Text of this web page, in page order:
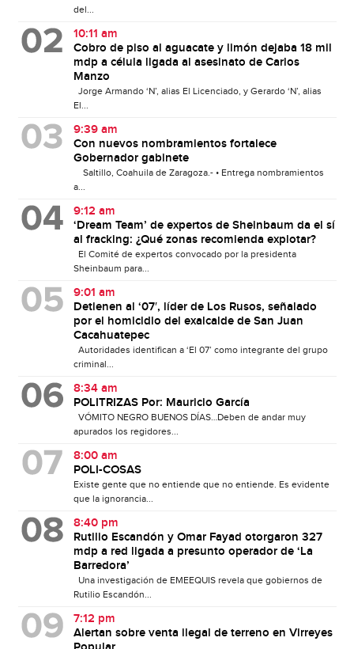
del...
10:11 am
Cobro de piso al aguacate y limón dejaba 18 mil
mdp a célula ligada al asesinato de Carlos
Manzo
Jorge Armando ‘N’, alias El Licenciado, y Gerardo ‘N’, alias
El...
9:39 am
Con nuevos nombramientos fortalece
Gobernador gabinete
Saltillo, Coahuila de Zaragoza.- • Entrega nombramientos
a...
9:12 am
‘Dream Team’ de expertos de Sheinbaum da el sí
al fracking: ¿Qué zonas recomienda explotar?
El Comité de expertos convocado por la presidenta
Sheinbaum para...
9:01 am
Detienen al ‘07′, líder de Los Rusos, señalado
por el homicidio del exalcalde de San Juan
Cacahuatepec
Autoridades identifican a ‘El 07’ como integrante del grupo
criminal...
8:34 am
POLITRIZAS Por: Mauricio García
VÓMITO NEGRO BUENOS DÍAS…Deben de andar muy
apurados los regidores...
8:00 am
POLI-COSAS
Existe gente que no entiende que no entiende. Es evidente
que la ignorancia...
8:40 pm
Rutilio Escandón y Omar Fayad otorgaron 327
mdp a red ligada a presunto operador de ‘La
Barredora’
Una investigación de EMEEQUIS revela que gobiernos de
Rutilio Escandón...
7:12 pm
Alertan sobre venta ilegal de terreno en Virreyes